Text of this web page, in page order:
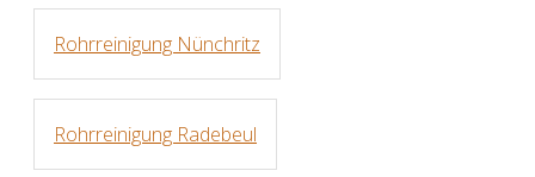
Rohrreinigung Nünchritz
Rohrreinigung Radebeul